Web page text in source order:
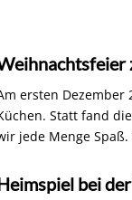
ersten Dezember
Statt fand
jede Menge
bei